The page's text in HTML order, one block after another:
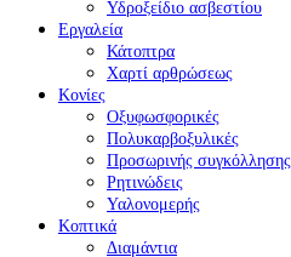
Υδροξείδιο ασβεστίου
Εργαλεία
Κάτοπτρα
Χαρτί αρθρώσεως
Κονίες
Οξυφωσφορικές
Πολυκαρβοξυλικές
Προσωρινής συγκόλλησης
Ρητινώδεις
Υαλονομερής
Κοπτικά
Διαμάντια